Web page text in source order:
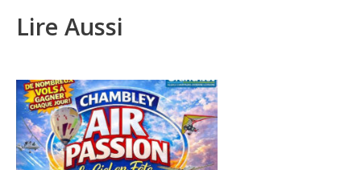
Lire Aussi